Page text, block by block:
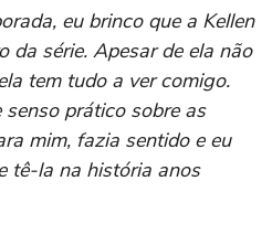
eu brinco que a Kellen
da série. Apesar de ela não
tem tudo a ver comigo.
senso prático sobre as
mim, fazia sentido e eu
tê-la na história anos